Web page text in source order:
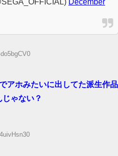
December
アホみたいに出してた派生作品
ゃない？